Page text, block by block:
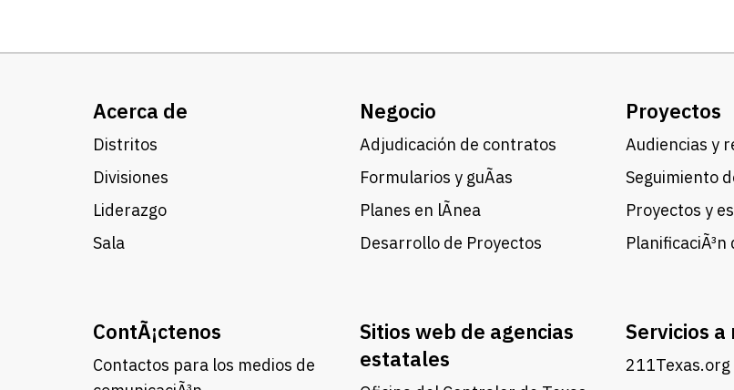
Acerca de
Distritos
Divisiones
Liderazgo
Sala
Negocio
Adjudicación de contratos
Formularios y guÃ­as
Planes en lÃ­nea
Desarrollo de Proyectos
Proyectos
Audiencias y
Seguimiento
Proyectos y
ContÃ¡ctenos
Contactos para los medios de
Sitios web de agencias
estatales
Servicios
211Texas.org